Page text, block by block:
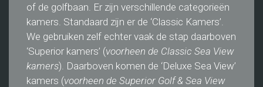
of de golfbaan. Er zijn verschillende categorieën
kamers. Standaard zijn er de ‘Classic Kamers’.
We gebruiken zelf echter vaak de stap daarboven
‘Superior kamers’ (voorheen de Classic Sea View
kamers). Daarboven komen de ‘Deluxe Sea View’
kamers (voorheen de Superior Golf & Sea View